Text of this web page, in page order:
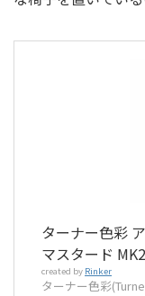
ターナー色彩
マスタード
created by Rinker
ターナー色彩